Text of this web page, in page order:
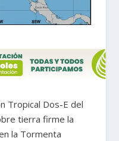
Tropical Dos-E del
tierra firme la
la Tormenta